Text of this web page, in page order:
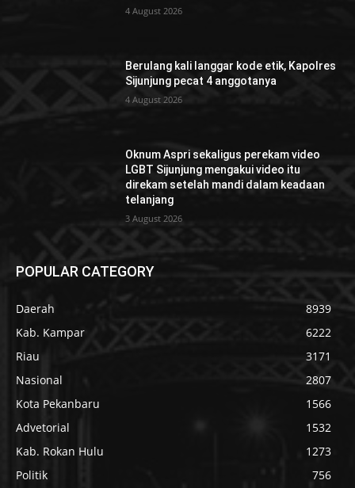
4 August 2026
Berulang kali langgar kode etik, Kapolres
Sijunjung pecat 4 anggotanya
4 August 2026
Oknum Aspri sekaligus perekam video
LGBT Sijunjung mengakui video itu
direkam setelah mandi dalam keadaan
telanjang
3 August 2026
POPULAR CATEGORY
Daerah
8939
Kab. Kampar
6222
Riau
3171
Nasional
2807
Kota Pekanbaru
1566
Advetorial
1532
Kab. Rokan Hulu
1273
Politik
756